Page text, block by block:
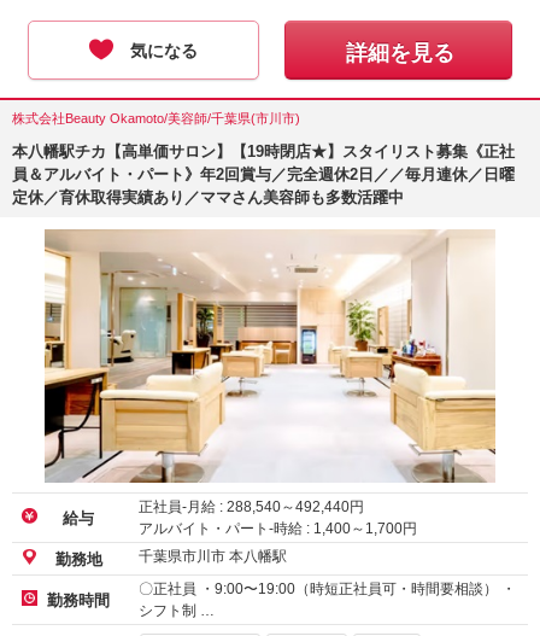
気になる 詳細を見る
株式会社Beauty Okamoto/美容師/千葉県(市川市)
本八幡駅チカ【高単価サロン】【19時閉店★】スタイリスト募集《正社
員＆アルバイト・パート》年2回賞与／完全週休2日／／毎月連休／日曜
定休／育休取得実績あり／ママさん美容師も多数活躍中
給与
正社員-月給 : 288,540～492,440円
アルバイト・パート-時給 : 1,400～ 1,700円
勤務地 千葉県市川市 本八幡駅
勤務時間
〇正社員 ・9:00〜19:00（時短正社員可・時間要相談） ・
シフト制 …